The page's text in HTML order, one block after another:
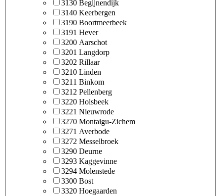
3130 Begijnendijk
3140 Keerbergen
3190 Boortmeerbeek
3191 Hever
3200 Aarschot
3201 Langdorp
3202 Rillaar
3210 Linden
3211 Binkom
3212 Pellenberg
3220 Holsbeek
3221 Nieuwrode
3270 Montaigu-Zichem
3271 Averbode
3272 Messelbroek
3290 Deurne
3293 Kaggevinne
3294 Molenstede
3300 Bost
3320 Hoegaarden